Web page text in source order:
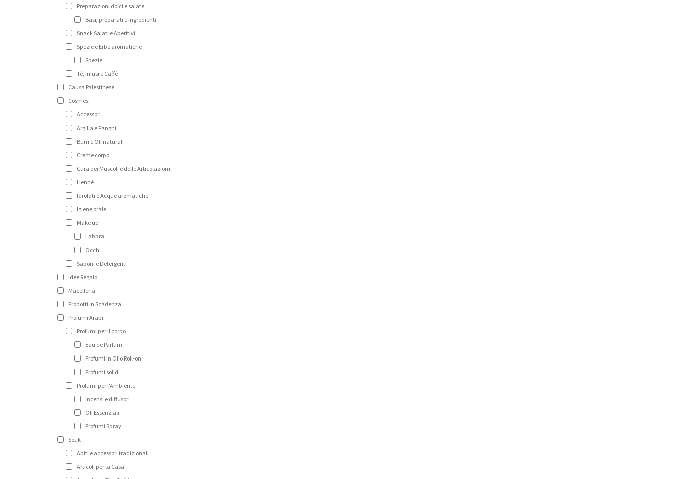
Preparazioni dolci e salate
Basi, preparati e ingredienti
Snack Salati e Aperitivi
Spezie e Erbe aromatiche
Spezie
Tè, Infusi e Caffè
Causa Palestinese
Cosmesi
Accessori
Argilla e Fanghi
Burri e Oli naturali
Creme corpo
Cura dei Muscoli e delle Articolazioni
Henné
Idrolati e Acque aromatiche
Igiene orale
Make up
Labbra
Occhi
Saponi e Detergenti
Idee Regalo
Macelleria
Prodotti in Scadenza
Profumi Arabi
Profumi per il corpo
Eau de Parfum
Profumi in Olio Roll-on
Profumi solidi
Profumi per l'Ambiente
Incensi e diffusori
Oli Essenziali
Profumi Spray
Souk
Abiti e accessori tradizionali
Articoli per la Casa